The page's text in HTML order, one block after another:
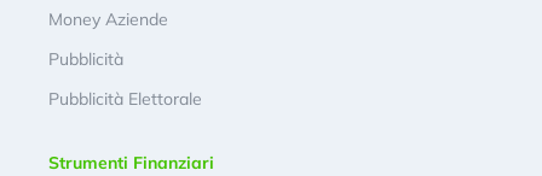
Money Aziende
Pubblicità
Pubblicità Elettorale
Strumenti Finanziari